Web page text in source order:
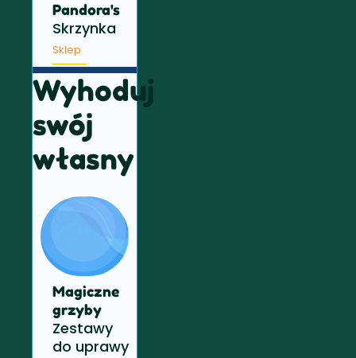
Pandora's
Skrzynka
Sklep
Wyhoduj
swój
własny
Magiczne
grzyby
Zestawy
do uprawy